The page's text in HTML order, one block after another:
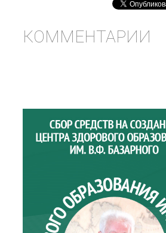
КОММЕНТАРИИ